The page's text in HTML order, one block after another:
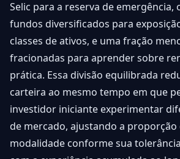
Selic para a reserva de emergência,
fundos diversificados para
classes de ativos, e uma fração
fracionadas para aprender sobre
prática. Essa divisão equilibrada
carteira ao mesmo tempo em que
investidor iniciante experimentar
de mercado, ajustando a proporção
modalidade conforme sua